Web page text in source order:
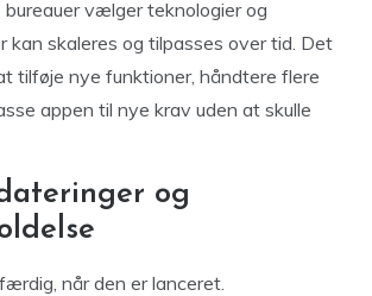
vælger teknologier og
kan skaleres og tilpasses over tid. Det
tilføje nye funktioner, håndtere flere
appen til nye krav uden at skulle
og
når den er lanceret.